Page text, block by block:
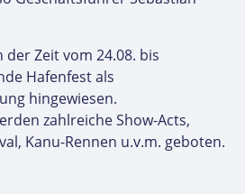
Zeit vom 24.08. bis
Hafenfest als
hingewiesen.
zahlreiche Show-Acts,
Kanu-Rennen u.v.m. geboten.